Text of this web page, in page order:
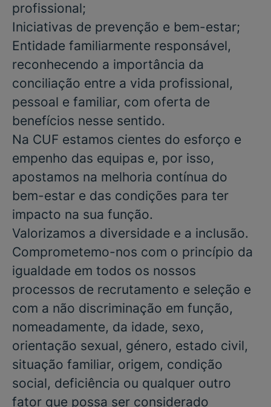
profissional;
Iniciativas de prevenção e bem-estar;
Entidade familiarmente responsável,
reconhecendo a importância da
conciliação entre a vida profissional,
pessoal e familiar, com oferta de
benefícios nesse sentido.
Na CUF estamos cientes do esforço e
empenho das equipas e, por isso,
apostamos na melhoria contínua do
bem-estar e das condições para ter
impacto na sua função.
Valorizamos a diversidade e a inclusão.
Comprometemo-nos com o princípio da
igualdade em todos os nossos
processos de recrutamento e seleção e
com a não discriminação em função,
nomeadamente, da idade, sexo,
orientação sexual, género, estado civil,
situação familiar, origem, condição
social, deficiência ou qualquer outro
fator que possa ser considerado